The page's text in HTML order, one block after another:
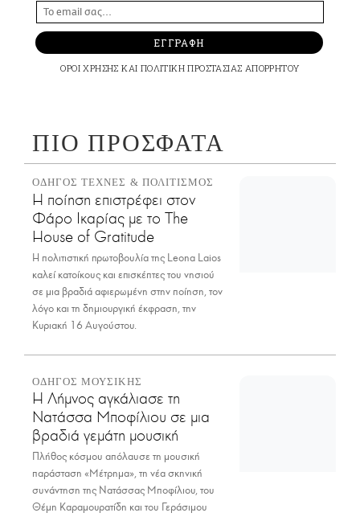
ΕΓΓΡΑΦΗ
ΟΡΟΙ ΧΡΗΣΗΣ ΚΑΙ ΠΟΛΙΤΙΚΗ ΠΡΟΣΤΑΣΙΑΣ ΑΠΟΡΡΗΤΟΥ
ΠΙΟ ΠΡΟΣΦΑΤΑ
ΟΔΗΓΟΣ ΤΕΧΝΕΣ & ΠΟΛΙΤΙΣΜΟΣ
Η ποίηση επιστρέφει στον
Φάρο Ικαρίας με το The
House of Gratitude
H πολιτιστική πρωτοβουλία της Leona Laios
καλεί κατοίκους και επισκέπτες του νησιού
σε μια βραδιά αφιερωμένη στην ποίηση, τον
λόγο και τη δημιουργική έκφραση, την
Κυριακή 16 Αυγούστου.
ΟΔΗΓΟΣ ΜΟΥΣΙΚΗΣ
Η Λήμνος αγκάλιασε τη
Νατάσσα Μποφίλιου σε μια
βραδιά γεμάτη μουσική
Πλήθος κόσμου απόλαυσε τη μουσική
παράσταση «Μέτρημα», τη νέα σκηνική
συνάντηση της Νατάσσας Μποφίλιου, του
Θέμη Καραμουρατίδη και του Γεράσιμου